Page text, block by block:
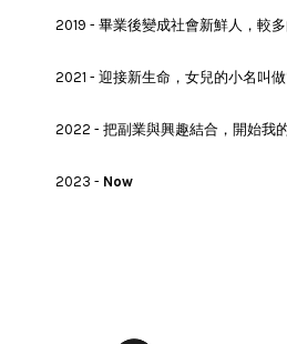
2019 - 畢業後變成社會新鮮人，較
2021 - 迎接新生命，女兒的小名叫做
2022 - 把副業與興趣結合，開始我
2023 - Now